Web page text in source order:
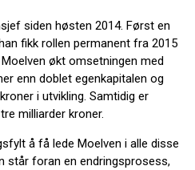
siden høsten 2014. Først en
fikk rollen permanent fra 2015
økt omsetningen med
enn doblet egenkapitalen og
i utvikling. Samtidig er
milliarder kroner.
å få lede Moelven i alle disse
står foran en endringsprosess,